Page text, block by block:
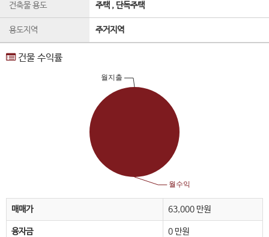
건축물 용도 주택 , 단독주택
용도지역 주거지역
건물 수익률
매매가 63,000 만원
융자금 0 만원